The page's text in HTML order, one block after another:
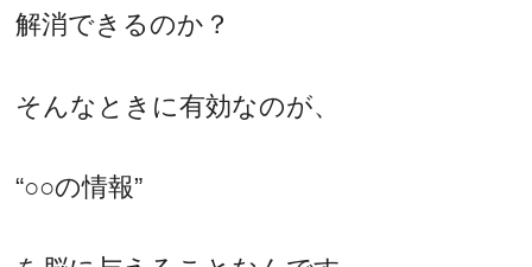
解消できるのか？
そんなときに有効なのが、
“○○の情報”